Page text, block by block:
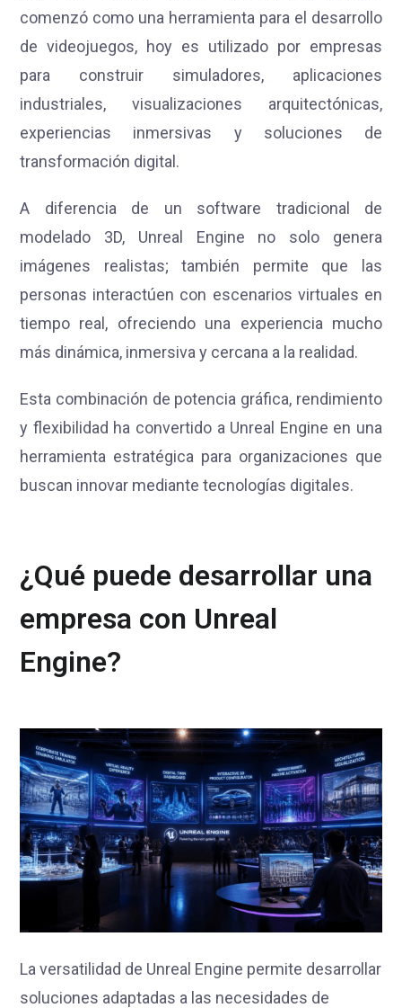
comenzó como una herramienta para el desarrollo
de videojuegos, hoy es utilizado por empresas
para construir simuladores, aplicaciones
industriales, visualizaciones arquitectónicas,
experiencias inmersivas y soluciones de
transformación digital.
A diferencia de un software tradicional de
modelado 3D, Unreal Engine no solo genera
imágenes realistas; también permite que las
personas interactúen con escenarios virtuales en
tiempo real, ofreciendo una experiencia mucho
más dinámica, inmersiva y cercana a la realidad.
Esta combinación de potencia gráfica, rendimiento
y flexibilidad ha convertido a Unreal Engine en una
herramienta estratégica para organizaciones que
buscan innovar mediante tecnologías digitales.
¿Qué puede desarrollar una
empresa con Unreal
Engine?
La versatilidad de Unreal Engine permite desarrollar
soluciones adaptadas a las necesidades de